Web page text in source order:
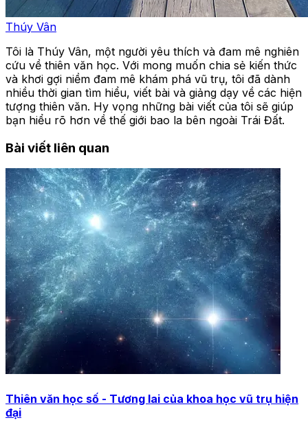
Thúy Vân
Tôi là Thúy Vân, một người yêu thích và đam mê nghiên
cứu về thiên văn học. Với mong muốn chia sẻ kiến thức
và khơi gợi niềm đam mê khám phá vũ trụ, tôi đã dành
nhiều thời gian tìm hiểu, viết bài và giảng dạy về các hiện
tượng thiên văn. Hy vọng những bài viết của tôi sẽ giúp
bạn hiểu rõ hơn về thế giới bao la bên ngoài Trái Đất.
Bài viết liên quan
Thiên văn học số - Tương lai của khoa học vũ trụ hiện
đại